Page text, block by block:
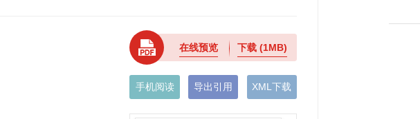
在线预览 下载(1MB)
手机阅读 导出引用 XML下载